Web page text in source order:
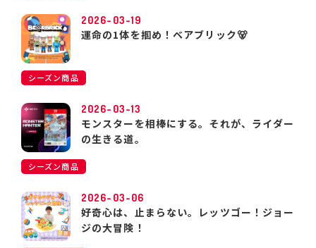
2026-03-19
運命の1体を掴め！ベアブリック🐻
シーズン商品
2026-03-13
モンスターを相棒にする。それが、ライダー
の生きる道。
シーズン商品
2026-03-06
好奇心は、止まらない。レッツゴー！ジョー
ジの大冒険！